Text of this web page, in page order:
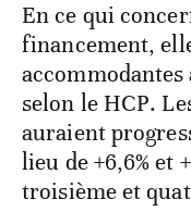
En ce qui
financement,
selon le HCP.
auraient
lieu de +6,6% et
troisième et